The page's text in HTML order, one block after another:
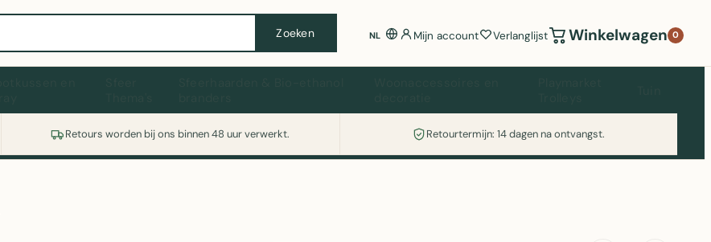
Zoeken NL Mijn account Verlanglijst Winkelwagen 0
Retours worden bij ons binnen 48 uur verwerkt. Retourtermijn: 14 dagen na ontvangst.
Wasmachine of koelkast nodig? Vergelijk alle prijzen op Witgoedaanbod.nl